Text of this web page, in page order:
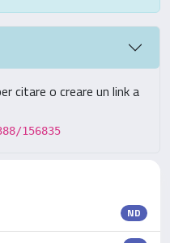
citare o creare un link a
156835
ND